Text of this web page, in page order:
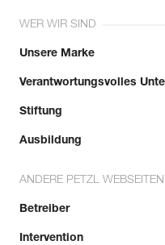
WER WIR SIND
Unsere Marke
Verantwortungsvolles
Stiftung
Ausbildung
ANDERE PETZL WEBSEITEN
Betreiber
Intervention